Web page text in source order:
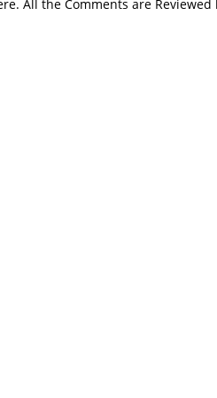
All the Comments are